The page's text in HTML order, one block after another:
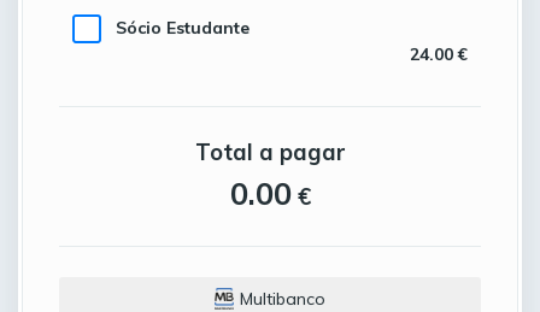
Sócio Estudante
24.00 €
Total a pagar
0.00€
Multibanco